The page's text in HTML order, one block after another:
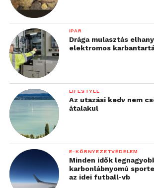
az MLSZ együttműködésének
További friss híreket talál a
Csatlakozzon hozzánk aFacebookon
IPAR
Drága mulasztás
elektromos
LIFESTYLE
Az utazási kedv nem
átalakul
E-KÖRNYEZETVÉDELEM
Minden idők
karbonlábnyomú
az idei futball-vb